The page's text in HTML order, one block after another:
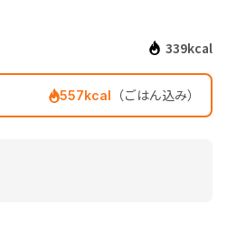
339kcal
557kcal （ごはん込み）